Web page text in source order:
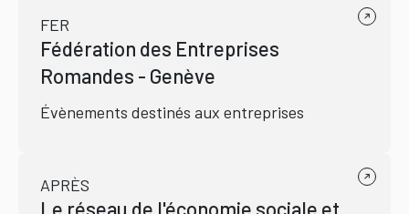
FER
Fédération des Entreprises
Romandes - Genève
Évènements destinés aux entreprises
APRÈS
Le réseau de l'économie sociale et